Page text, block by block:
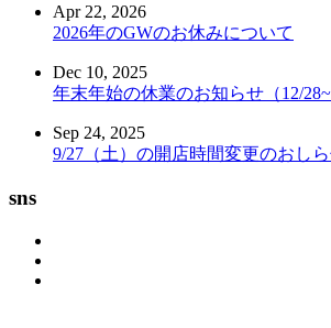
Apr 22, 2026
2026年のGWのお休みについて
Dec 10, 2025
年末年始の休業のお知らせ（12/
Sep 24, 2025
9/27（土）の開店時間変更のおし
sns